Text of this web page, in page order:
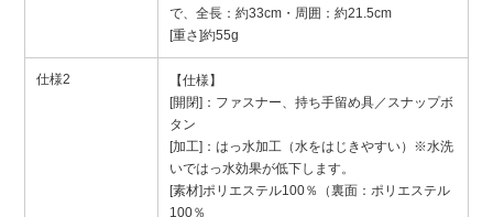
で、全長：約33cm・周囲：約21.5cm
[重さ]約55g
仕様2
【仕様】
[開閉]：ファスナー、持ち手留め具／スナップボ
タン
[加工]：はっ水加工（水をはじきやすい）※水洗
いではっ水効果が低下します。
[素材]ポリエステル100％（裏面：ポリエステル
100％